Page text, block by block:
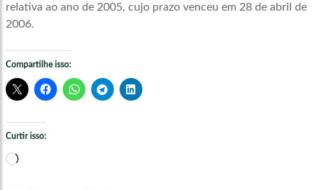
relativa ao ano de 2005, cujo prazo venceu em 28 de abril de
2006.
Compartilhe isso:
Curtir isso:
Carregando...